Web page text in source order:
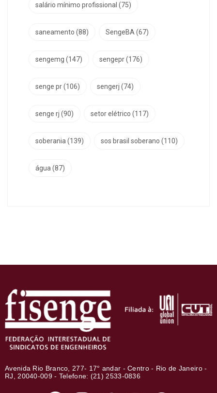
salário mínimo profissional (75)
saneamento (88) SengeBA (67)
sengemg (147) sengepr(176)
senge pr(106) sengerj (74)
senge rj (90) setor elétrico (117)
soberania (139) sos brasil soberano (110)
água (87)
Avenida Rio Branco, 277- 17° andar - Centro - Rio de Janeiro -
RJ, 20040-009 - Telefone: (21) 2533-0836